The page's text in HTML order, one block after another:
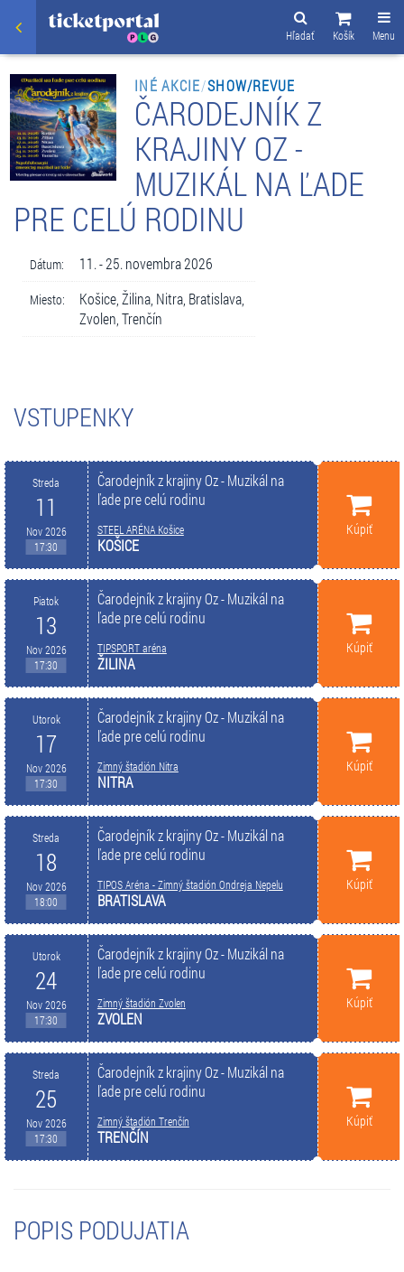
Menu
Košík
Hľadať
INÉ AKCIE/SHOW/REVUE
ČARODEJNÍK Z
KRAJINY OZ -
MUZIKÁL NA ĽADE
PRE CELÚ RODINU
Dátum: 11. - 25. novembra 2026
Miesto:
Košice, Žilina, Nitra, Bratislava,
Zvolen, Trenčín
VSTUPENKY
Streda
11
Nov 2026
17:30
Čarodejník z krajiny Oz - Muzikál na
ľade pre celú rodinu
STEEL ARÉNA Košice
KOŠICE
Kúpiť
Piatok
13
Nov 2026
17:30
Čarodejník z krajiny Oz - Muzikál na
ľade pre celú rodinu
TIPSPORT aréna
ŽILINA
Kúpiť
Utorok
17
Nov 2026
17:30
Čarodejník z krajiny Oz - Muzikál na
ľade pre celú rodinu
Zimný štadión Nitra
NITRA
Kúpiť
Streda
18
Nov 2026
18:00
Čarodejník z krajiny Oz - Muzikál na
ľade pre celú rodinu
TIPOS Aréna - Zimný štadión Ondreja Nepelu
BRATISLAVA
Kúpiť
Utorok
24
Nov 2026
17:30
Čarodejník z krajiny Oz - Muzikál na
ľade pre celú rodinu
Zimný štadión Zvolen
ZVOLEN
Kúpiť
Streda
25
Nov 2026
17:30
Čarodejník z krajiny Oz - Muzikál na
ľade pre celú rodinu
Zimný štadión Trenčín
TRENČÍN
Kúpiť
POPIS PODUJATIA